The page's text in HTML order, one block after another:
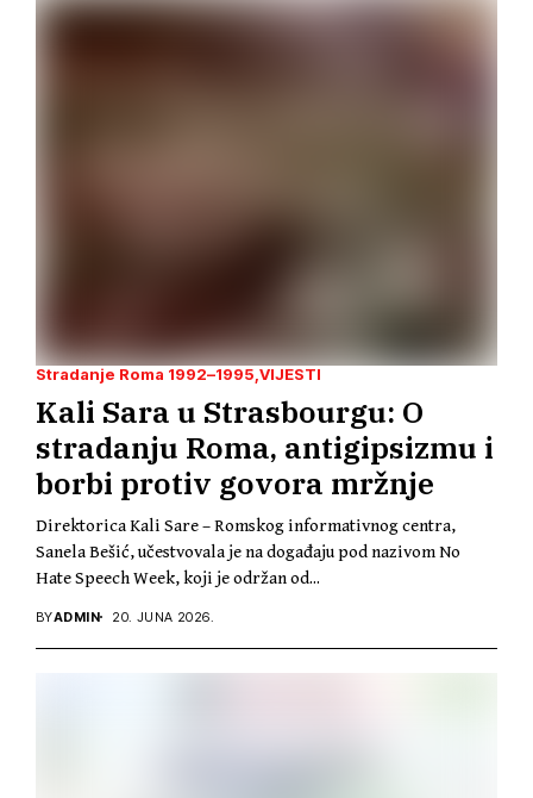
Stradanje Roma 1992–1995 VIJESTI
Kali Sara u Strasbourgu: O
stradanju Roma, antigipsizmu i
borbi protiv govora mržnje
Direktorica Kali Sare – Romskog informativnog centra,
Sanela Bešić, učestvovala je na događaju pod nazivom No
Hate Speech Week, koji je održan od...
BYADMIN 20. JUNA 2026.